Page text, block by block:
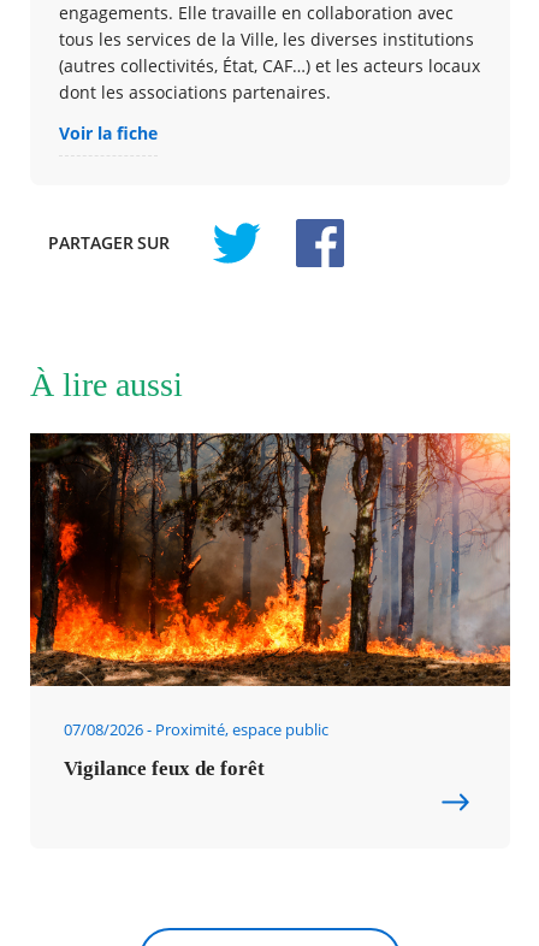
engagement​s​. Elle travaille en collaboration avec
tous les services de la Ville, les diverses institutions
(autres collectivités, État, CAF…) et les acteurs locaux
dont les associations partenaires.
Voir la fiche
PARTAGERSUR
À lire aussi
07/08/2026 Proximité, espace public
Vigilance feux de forêt